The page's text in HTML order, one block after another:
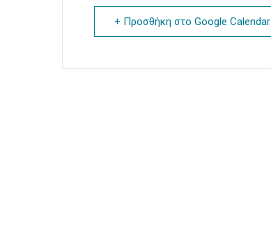
+ Προσθήκη στο Google Calendar